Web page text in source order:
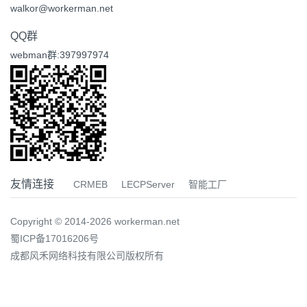
walkor@workerman.net
QQ群
webman群:397997974
友情连接 CRMEB LECPServer 智能工厂
Copyright © 2014-2026 workerman.net
蜀ICP备17016206号
成都风禾网络科技有限公司版权所有